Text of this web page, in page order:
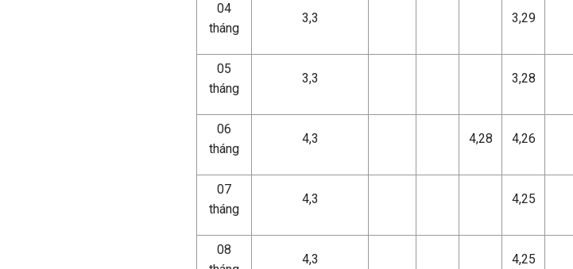
04
tháng
3,3 3,29
05
tháng
3,3 3,28
06
tháng
4,3 4,28 4,26
07
tháng
4,3 4,25
08
4,3 4,25